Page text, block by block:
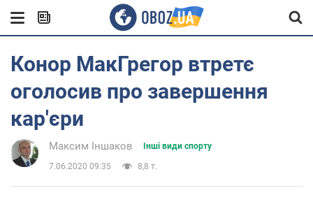
Конор МакГрегор втретє
оголосив про завершення
кар'єри
Максим Іншаков Інші види спорту
7.06.2020 09:35 8,8 т.